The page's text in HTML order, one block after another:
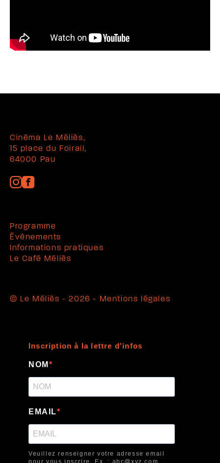
Cinéma Le Méliès,
15 place du Foirail,
64000 Pau
Programme
Évènements
Informations pratiques
Le Café Méliès
© Le Méliès - 2026 - Mentions légales
Inscription à la lettre d'infos
NOM
EMAIL
Veuillez renseigner votre adresse email
pour vous inscrire. Ex. : abc@xyz.com